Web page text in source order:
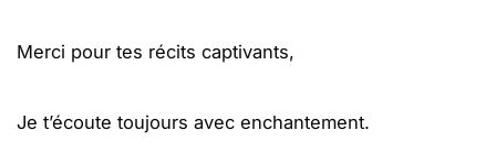
Merci pour tes récits captivants,
Je t’écoute toujours avec enchantement.